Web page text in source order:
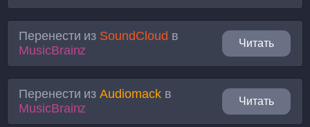
Перенести из SoundCloud в
MusicBrainz
Читать
Перенести изAudiomackв
MusicBrainz
Читать